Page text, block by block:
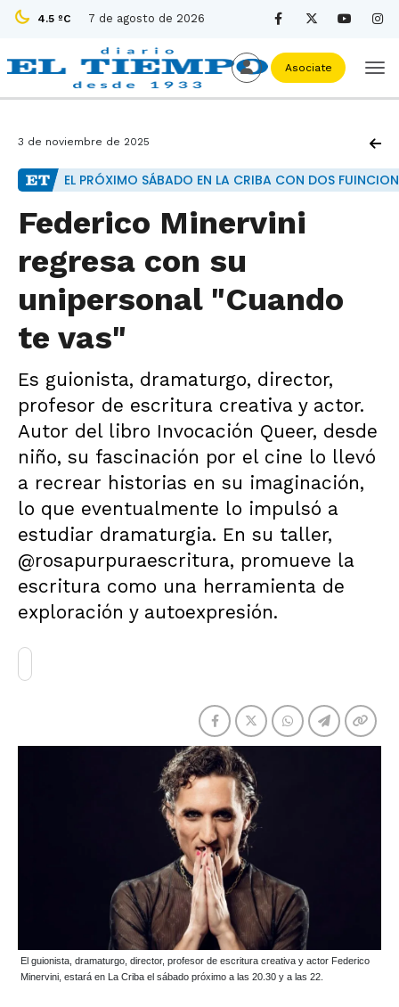
4.5 ºC 7 de agosto de 2026
Asociate
3 de noviembre de 2025
EL PRÓXIMO SÁBADO EN LA CRIBA CON DOS
Federico Minervini
regresa con su
unipersonal "Cuando
te vas"
Es guionista, dramaturgo, director,
profesor de escritura creativa y actor.
Autor del libro Invocación Queer, desde
niño, su fascinación por el cine lo llevó
a recrear historias en su imaginación,
lo que eventualmente lo impulsó a
estudiar dramaturgia. En su taller,
@rosapurpuraescritura, promueve la
escritura como una herramienta de
exploración y autoexpresión.
El guionista, dramaturgo, director, profesor de escritura creativa y actor Federico
Minervini, estará en La Criba el sábado próximo a las 20.30 y a las 22.